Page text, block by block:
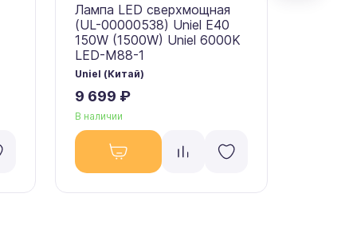
Лампа LED сверхмощная
(UL-00000538) Uniel E40
150W (1500W) Uniel 6000K
LED-M88-1
Uniel (Китай)
9 699 ₽
В наличии